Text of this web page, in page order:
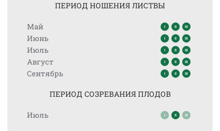
ПЕРИОД НОШЕНИЯ ЛИСТВЫ
Май
Июнь
Июль
Август
Сентябрь
ПЕРИОД СОЗРЕВАНИЯ ПЛОДОВ
Июль